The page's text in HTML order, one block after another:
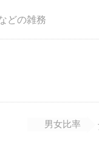
どの雑務
男女比率